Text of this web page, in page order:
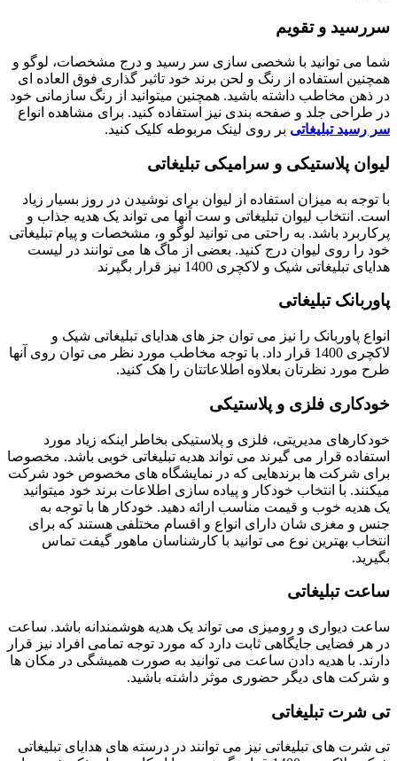
سررسید و تقویم
شما می توانید با شخصی سازی سر رسید و درج مشخصات، لوگو و
همچنین استفاده از رنگ و لحن برند خود تاثیر گذاری فوق العاده ای
در ذهن مخاطب داشته باشید. همچنین میتوانید از رنگ سازمانی خود
در طراحی جلد و صفحه بندی نیز استفاده کنید. برای مشاهده انواع
سر رسید تبلیغاتی بر روی لینک مربوطه کلیک کنید.
لیوان پلاستیکی و سرامیکی تبلیغاتی
با توجه به میزان استفاده از لیوان برای نوشیدن در روز بسیار زیاد
است. انتخاب لیوان تبلیغاتی و ست آنها می تواند یک هدیه جذاب و
پرکاربرد باشد. به راحتی می توانید لوگو و، مشخصات و پیام تبلیغاتی
خود را روی لیوان درج کنید. بعضی از ماگ ها می توانند در لیست
هدایای تبلیغاتی شیک و لاکچری 1400 نیز قرار بگیرند
پاوربانک تبلیغاتی
انواع پاوربانک را نیز می توان جز های هدایای تبلیغاتی شیک و
لاکچری 1400 قرار داد. با توجه مخاطب مورد نظر می توان روی آنها
طرح مورد نظرتان بعلاوه اطلاعاتتان را هک کنید.
خودکاری فلزی و پلاستیکی
خودکارهای مدیریتی، فلزی و پلاستیکی بخاطر اینکه زیاد مورد
استفاده قرار می گیرند می تواند هدیه تبلیغاتی خوبی باشد. مخصوصا
برای شرکت ها برندهایی که در نمایشگاه های مخصوص خود شرکت
میکنند. با انتخاب خودکار و پیاده سازی اطلاعات برند خود میتوانید
یک هدیه خوب و قیمت مناسب ارائه دهید. خودکار ها با توجه به
جنس و مغزی شان دارای انواع و اقسام مختلفی هستند که برای
انتخاب بهترین نوع می توانید با کارشناسان ماهور گیفت تماس
بگیرید.
ساعت تبلیغاتی
ساعت دیواری و رومیزی می تواند یک هدیه هوشمندانه باشد. ساعت
در هر فضایی جایگاهی ثابت دارد که مورد توجه تمامی افراد نیز قرار
دارند. با هدیه دادن ساعت می توانید به صورت همیشگی در مکان ها
و شرکت های دیگر حضوری موثر داشته باشید.
تی شرت تبلیغاتی
تی شرت های تبلیغاتی نیز می توانند در درسته های هدایای تبلیغاتی